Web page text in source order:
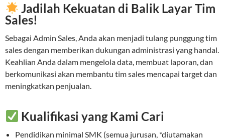
Jadilah Kekuatan di Balik Layar Tim
Sales!
Sebagai Admin Sales, Anda akan menjadi tulang punggung tim
sales dengan memberikan dukungan administrasi yang handal.
Keahlian Anda dalam mengelola data, membuat laporan, dan
berkomunikasi akan membantu tim sales mencapai target dan
meningkatkan penjualan.
Kualifikasi yang Kami Cari
Pendidikan minimal SMK (semua jurusan, *diutamakan